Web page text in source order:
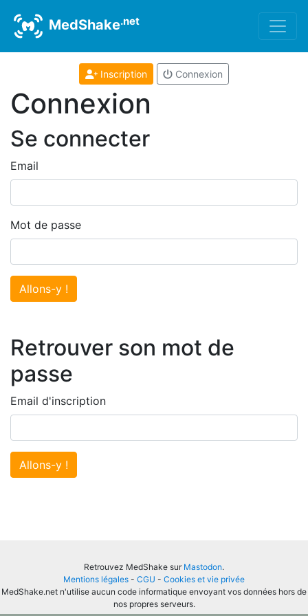
MedShake.net
Inscription Connexion
Connexion
Se connecter
Email
Mot de passe
Allons-y !
Retrouver son mot de
passe
Email d'inscription
Allons-y !
Retrouvez MedShake sur Mastodon.
Mentions légales - CGU - Cookies et vie privée
MedShake.net n'utilise aucun code informatique envoyant vos données hors de
nos propres serveurs.